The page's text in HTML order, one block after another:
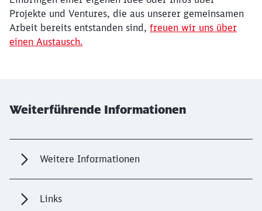
Projekte und Ventures, die aus unserer gemeinsamen
Arbeit bereits entstanden sind, freuen wir uns über
einen Austausch.
Weiterführende Informationen
Weitere Informationen
Links